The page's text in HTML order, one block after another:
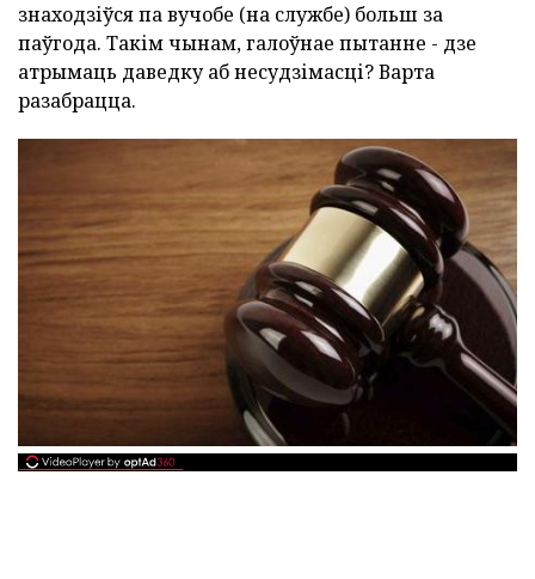
знаходзіўся па вучобе (на службе) больш за
паўгода. Такім чынам, галоўнае пытанне - дзе
атрымаць даведку аб несудзімасці? Варта
разабрацца.